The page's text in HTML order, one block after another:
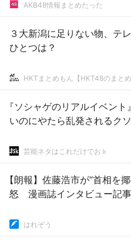
AKB48情報まとめたった
３大新潟に足りない物、テ
ひとつは？
HKTまとめもん【HKT48のまとめ
『ソシャゲのリアルイベン
いのにやたら乱発されるク
芸能ネタはこれだけでおｋ
【朗報】佐藤浩市が“首相
怒 漫画誌インタビュー記
はれぞう